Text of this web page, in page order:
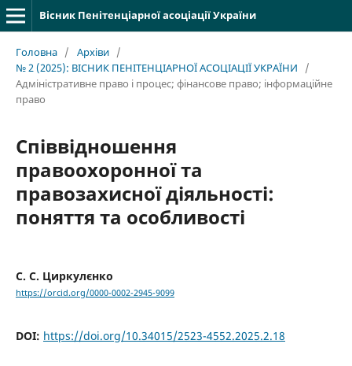
Вісник Пенітенціарної асоціації України
Головна / Архіви /
№ 2 (2025): ВІСНИК ПЕНІТЕНЦІАРНОЇ АСОЦІАЦІЇ УКРАЇНИ
/
Адміністративне право і процес; фінансове право; інформаційне
право
Співвідношення
правоохоронної та
правозахисної діяльності:
поняття та особливості
С. С. Циркулєнко
https://orcid.org/0000-0002-2945-9099
DOI: https://doi.org/10.34015/2523-4552.2025.2.18